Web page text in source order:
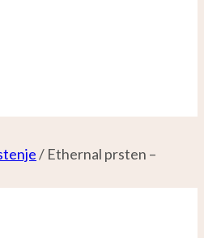
/ Ethernal prsten –